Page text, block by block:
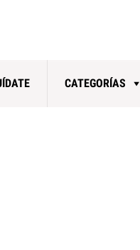
CATEGORÍAS